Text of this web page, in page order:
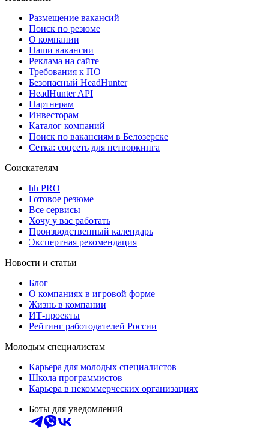
Размещение вакансий
Поиск по резюме
О компании
Наши вакансии
Реклама на сайте
Требования к ПО
Безопасный HeadHunter
HeadHunter API
Партнерам
Инвесторам
Каталог компаний
Поиск по вакансиям в Белозерске
Сетка: соцсеть для нетворкинга
Соискателям
hh PRO
Готовое резюме
Все сервисы
Хочу у вас работать
Производственный календарь
Экспертная рекомендация
Новости и статьи
Блог
О компаниях в игровой форме
Жизнь в компании
ИТ-проекты
Рейтинг работодателей России
Молодым специалистам
Карьера для молодых специалистов
Школа программистов
Карьера в некоммерческих организациях
Боты для уведомлений